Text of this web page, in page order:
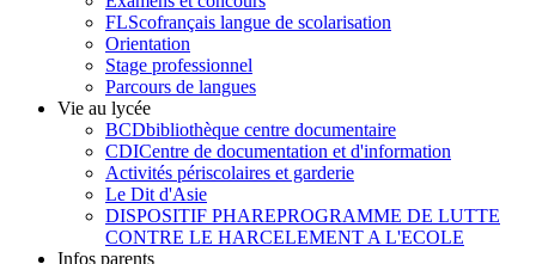
FLScofrançais langue de scolarisation
Orientation
Stage professionnel
Parcours de langues
Vie au lycée
BCDbibliothèque centre documentaire
CDICentre de documentation et d'information
Activités périscolaires et garderie
Le Dit d'Asie
DISPOSITIF PHAREPROGRAMME DE LUTTE
CONTRE LE HARCELEMENT A L'ECOLE
Infos parents